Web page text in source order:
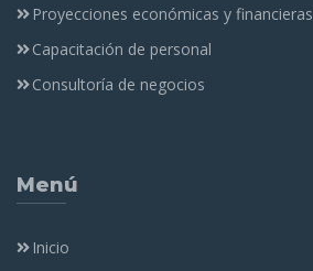
Proyecciones económicas y financieras
Capacitación de personal
Consultoría de negocios
Menú
Inicio